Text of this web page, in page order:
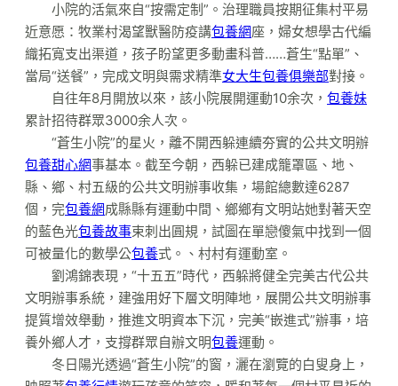
小院的活氣來自“按需定制”。治理職員按期征集村平易
近意愿：牧業村渴望獸醫防疫講包養網座，婦女想學古代編
織拓寬支出渠道，孩子盼望更多動畫科普……蒼生“點單”、
當局“送餐”，完成文明與需求精準女大生包養俱樂部對接。
自往年8月開放以來，該小院展開運動10余次， 包養妹
累計招待群眾3000余人次。
“蒼生小院”的星火，離不開西躲連續夯實的公共文明辦
包養甜心網事基本。截至今朝，西躲已建成籠罩區、地、
縣、鄉、村五級的公共文明辦事收集，場館總數達6287
個，完包養網成縣縣有運動中間、鄉鄉有文明站她對著天空
的藍色光包養故事束刺出圓規，試圖在單戀傻氣中找到一個
可被量化的數學公包養式。、村村有運動室。
劉鴻錦表現，“十五五”時代，西躲將健全完美古代公共
文明辦事系統，建強用好下層文明陣地，展開公共文明辦事
提質增效舉動，推進文明資本下沉，完美“嵌進式”辦事，培
養外鄉人才，支撐群眾自辦文明包養運動。
冬日陽光透過“蒼生小院”的窗，灑在瀏覽的白叟身上，